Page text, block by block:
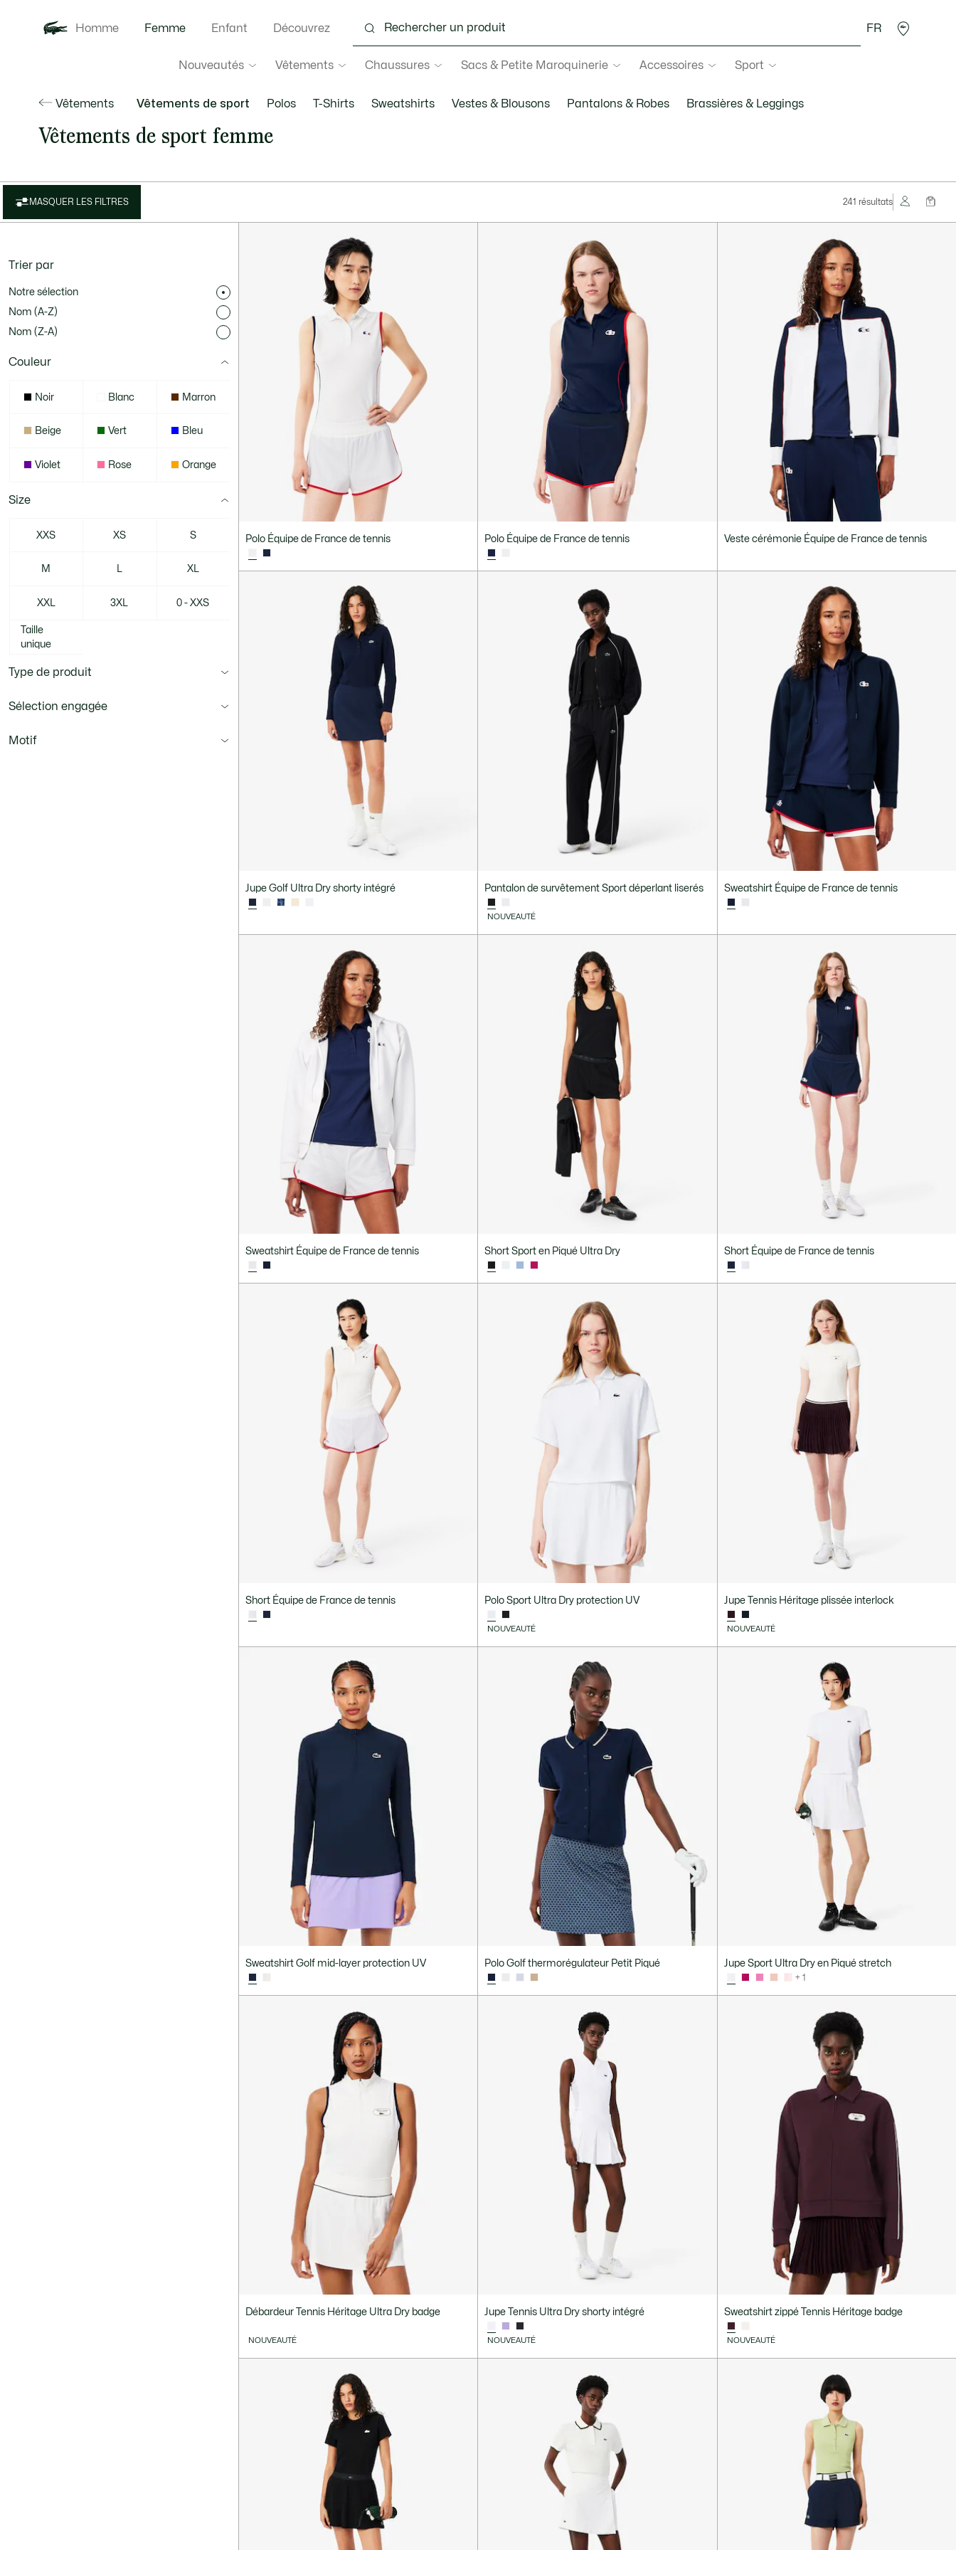
Homme Femme
Nouveautés Vêtements Chaussures Sacs & Petite Maroquinerie Accessoires Sport
Enfant Découvrez FR
Vêtements Vêtements de sport Polos T-Shirts Sweatshirts Vestes & Blousons Pantalons & Robes Brassières & Leggings
Vêtements de sport femme
MASQUER LES FILTRES 241 résultats
Trier par
Notre sélection
Nom (A-Z)
Nom (Z-A)
Couleur
Noir Blanc Marron
Beige Vert Bleu
Violet Rose Orange
Size
XXS XS S
M XL
XXL 3XL 0 - XXS
Taille
unique
Type de produit
Sélection engagée
Motif
Polo Équipe de France de tennis Polo Équipe de France de tennis Veste cérémonie Équipe de France de tennis
Jupe Golf Ultra Dry shorty intégré Pantalon de survêtement Sport déperlant liserés
NOUVEAUTÉ
Sweatshirt Équipe de France de tennis
Sweatshirt Équipe de France de tennis Short Sport en Piqué Ultra Dry Short Équipe de France de tennis
Short Équipe de France de tennis Polo Sport Ultra Dry protection UV
NOUVEAUTÉ
Jupe Tennis Héritage plissée interlock
NOUVEAUTÉ
Sweatshirt Golf mid-layer protection UV Polo Golf thermorégulateur Petit Piqué Jupe Sport Ultra Dry en Piqué stretch
+ 1
Débardeur Tennis Héritage Ultra Dry badge
NOUVEAUTÉ
Jupe Tennis Ultra Dry shorty intégré
NOUVEAUTÉ
Sweatshirt zippé Tennis Héritage badge
NOUVEAUTÉ